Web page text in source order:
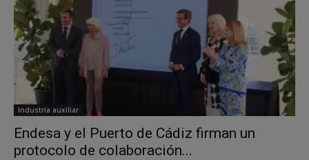
Industria auxiliar
Endesa y el Puerto de Cádiz firman un
protocolo de colaboración...